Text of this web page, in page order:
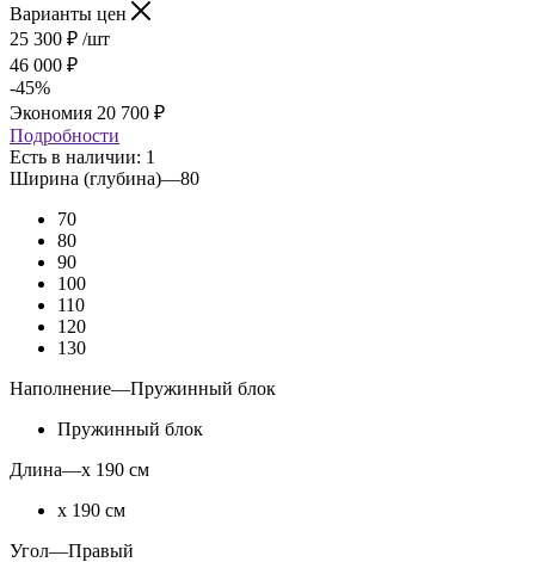
Варианты цен
25 300 ₽ /шт
46 000 ₽
-45%
Экономия 20 700 ₽
Подробности
Есть в наличии: 1
Ширина (глубина)—80
70
80
90
100
110
120
130
Наполнение—Пружинный блок
Пружинный блок
Длина—х 190 см
х 190 см
Угол—Правый